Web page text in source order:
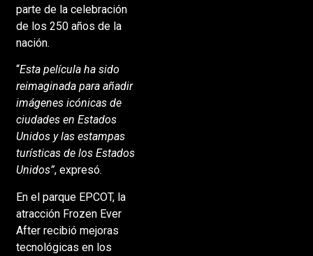
parte de la celebración
de los 250 años de la
nación.
“Esta película ha sido
reimaginada para añadir
imágenes icónicas de
ciudades en Estados
Unidos y las estampas
turísticas de los Estados
Unidos”, expresó.
En el parque EPCOT, la
atracción Frozen Ever
After recibió mejoras
tecnológicas en los